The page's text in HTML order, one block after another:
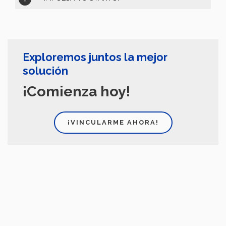
Exploremos juntos la mejor
solución
¡Comienza hoy!
¡VINCULARME AHORA!